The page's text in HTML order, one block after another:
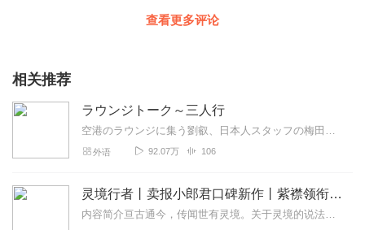
查看更多评论
相关推荐
ラウンジトーク～三人行
空港のラウンジに集う劉叡、日本人スタッフの梅田謙、星和明の男3人がそれぞれ興味のある情報を持ち寄り、三者三様で中国について語り尽くすコーナー。毎週1つの話題につ...
外语 92.07万 106
灵境行者丨卖报小郎君口碑新作丨紫襟领衔多人有声剧
内容简介亘古通今，传闻世有灵境。关于灵境的说法，历朝历代的名人雅士众说纷纭，诗中记载：“自齐至唐，兹山濅荒，灵境寂寥，罕有人游。”“灵境不可状，鬼工谅难求。”...